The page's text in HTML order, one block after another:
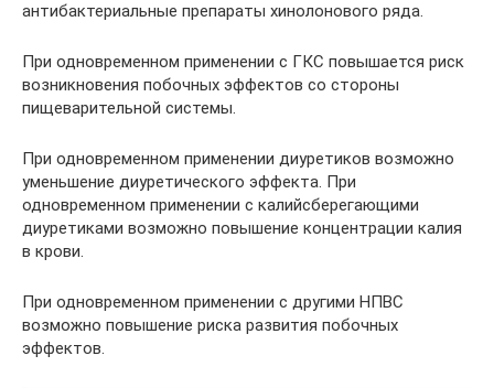
антибактериальные препараты хинолонового ряда.
При одновременном применении с ГКС повышается риск
возникновения побочных эффектов со стороны
пищеварительной системы.
При одновременном применении диуретиков возможно
уменьшение диуретического эффекта. При
одновременном применении с калийсберегающими
диуретиками возможно повышение концентрации калия
в крови.
При одновременном применении с другими НПВС
возможно повышение риска развития побочных
эффектов.